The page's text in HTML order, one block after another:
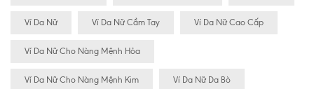
Ví Da Nữ Ví Da Nữ Cầm Tay Ví Da Nữ Cao Cấp
Ví Da Nữ Cho Nàng Mệnh Hỏa
Ví Da Nữ Cho Nàng Mệnh Kim Ví Da Nữ Da Bò